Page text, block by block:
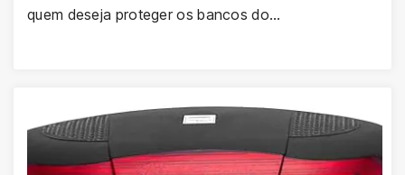
quem deseja proteger os bancos do…